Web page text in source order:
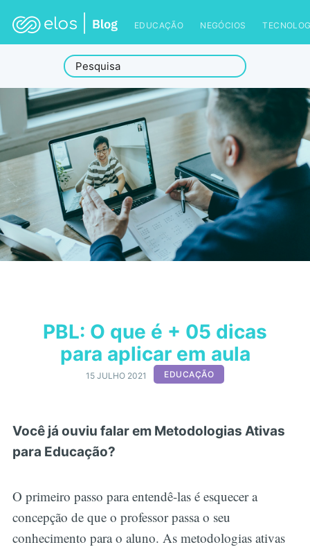
EDUCAÇÃO NEGÓCIOS
PBL: O que é + 05 dicas
para aplicar em aula
15 JULHO 2021 EDUCAÇÃO
Você já ouviu falar em Metodologias Ativas
para Educação?
O primeiro passo para entendê-las é esquecer a
concepção de que o professor passa o seu
conhecimento para o aluno. As metodologias ativas